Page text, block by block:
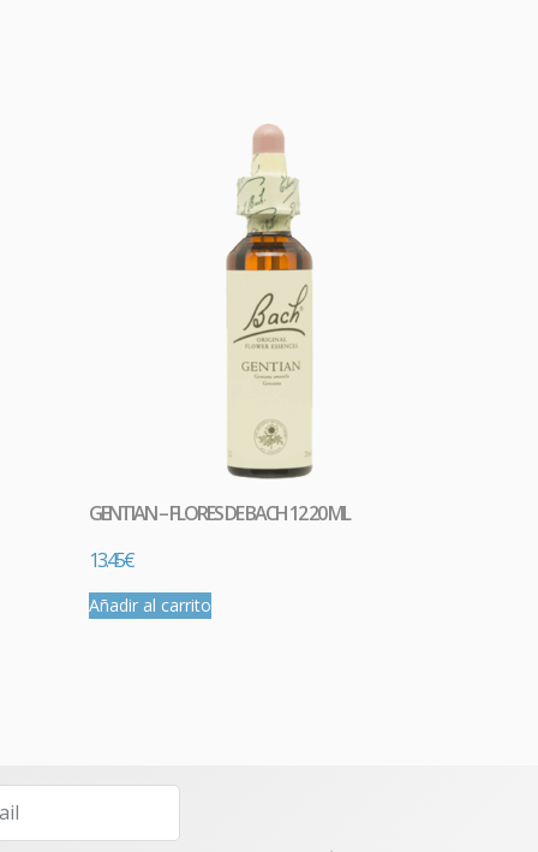
GENTIAN – FLORES DE BACH 12 20 ML
13.45€
Añadir al carrito